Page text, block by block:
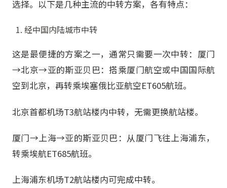
选择。以下是几种主流的中转方案，各有特点：
经中国内陆城市中转
这是最便捷的方案之一，通常只需要一次中转：厦门
→北京→亚的斯亚贝巴：搭乘厦门航空或中国国际航
空到北京，再转乘埃塞俄比亚航空ET605航班。
北京首都机场T3航站楼内中转，无需更换航站楼。
厦门→上海→亚的斯亚贝巴：从厦门飞往上海浦东，
转乘埃航ET685航班。
上海浦东机场T2航站楼内可完成中转。